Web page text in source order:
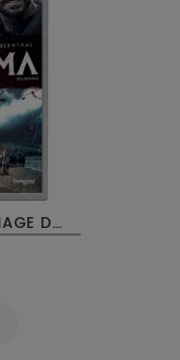
ΠΡΟΣΚΥΝΗΜΑ - PILGRIMAGE DVD USED